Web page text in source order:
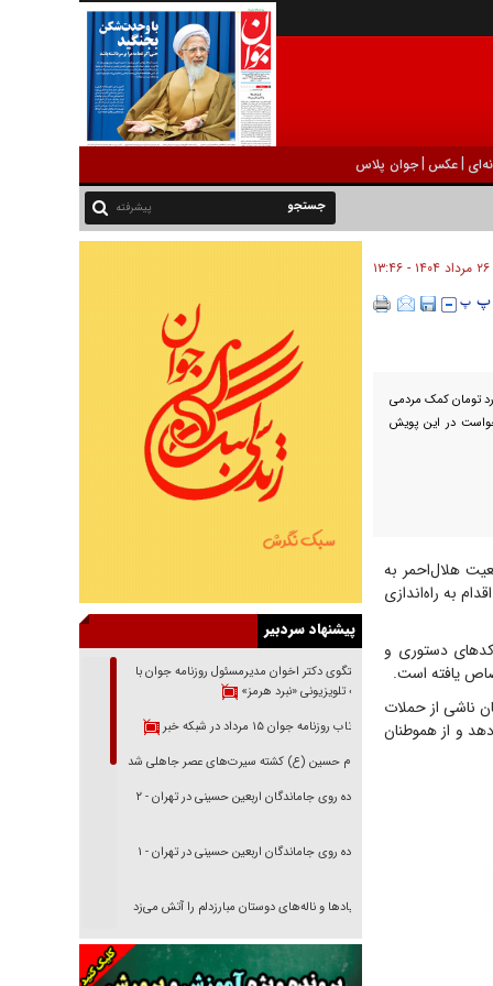
|عکس |جوان پلاس
پیشرفته
۲۶ مرداد ۱۴۰۴ - ۱۳:۴۶
هلال‌احمر از جمع‌آوری بیش از ۶۰۰ میلیارد تومان کمک مردمی
خواست در این پویش
هلال‌احمر به
به راه‌اندازی
کدهای دستوری و
ناشی از حملات
و از هموطنان
پیشنهاد سردبیر
گفتگوی دکتر اخوان مدیرمسئول روزنامه جوان با
برنامه تلویزیونی «نبرد هرمز»
بازتاب روزنامه جوان ۱۵ مرداد در شبکه خبر
امام حسین (ع) کشته سیرت‌های عصر جاهلی شد
پیاده روی جاماندگان اربعین حسینی در تهران - ۲
پیاده روی جاماندگان اربعین حسینی در تهران - ۱
فریاد‌ها و ناله‌های دوستان مبارزدلم را آتش می‌زد
تغییر رویه دشمن در ترور از شیخ فضل‌الله تا مصباح